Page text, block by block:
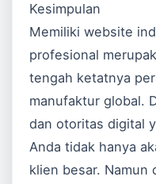
Kesimpulan
Memiliki website
profesional
tengah ketatnya
manufaktur global.
dan otoritas digital
Anda tidak hanya
klien besar. Namun